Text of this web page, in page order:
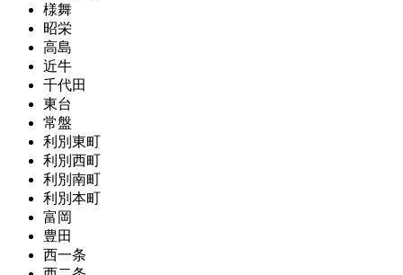
様舞
昭栄
高島
近牛
千代田
東台
常盤
利別東町
利別西町
利別南町
利別本町
富岡
豊田
西一条